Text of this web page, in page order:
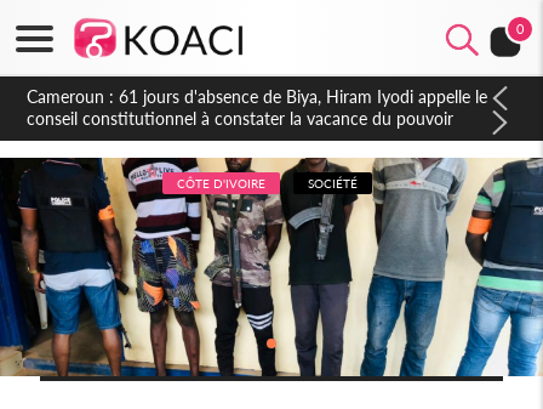
0
Côte d'Ivoire : Fin de la pagaille au PDCI-RDA, Lessiehi bannit
les mouvements sauvages
CÔTE D'IVOIRE SOCIÉTÉ